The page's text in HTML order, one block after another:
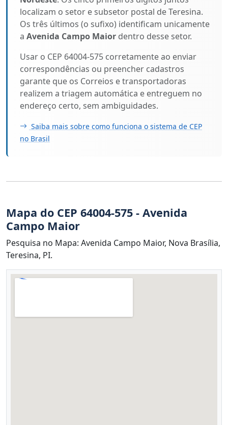
localizam o setor e subsetor postal de Teresina.
Os três últimos (o sufixo) identificam unicamente
a Avenida Campo Maior dentro desse setor.
Usar o CEP 64004-575 corretamente ao enviar
correspondências ou preencher cadastros
garante que os Correios e transportadoras
realizem a triagem automática e entreguem no
endereço certo, sem ambiguidades.
Saiba mais sobre como funciona o sistema de CEP
no Brasil
Mapa do CEP 64004-575 - Avenida
Campo Maior
Pesquisa no Mapa: Avenida Campo Maior, Nova Brasília,
Teresina, PI.